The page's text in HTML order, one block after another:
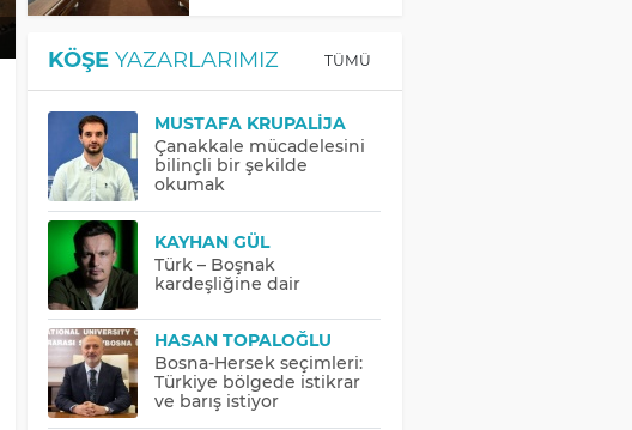
KÖŞE YAZARLARIMIZ TÜMÜ
MUSTAFA KRUPALIJA
Çanakkale mücadelesini
bilinçli bir şekilde
okumak
KAYHAN GÜL
Türk – Boşnak
kardeşliğine dair
HASAN TOPALOĞLU
Bosna-Hersek seçimleri:
Türkiye bölgede istikrar
ve barış istiyor